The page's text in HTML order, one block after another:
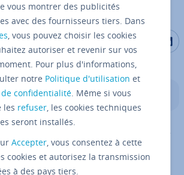
Partager
est une propriété DataFrame
utilisée pour sé­lec­
dans un DataFrame en fonction
les lignes et les colonnes d’un
vous montrer des publicités
avec des fournisseurs tiers. Dans
, vous pouvez choisir les cookies
autoriser et revenir sur vos
Pour plus d'informations,
notre Politique d'utilisation et
de confidentialité. Même si vous
les refuser, les cookies techniques
seront installés.
Accepter, vous consentez à cette
cookies et autorisez la transmission
à des pays tiers.